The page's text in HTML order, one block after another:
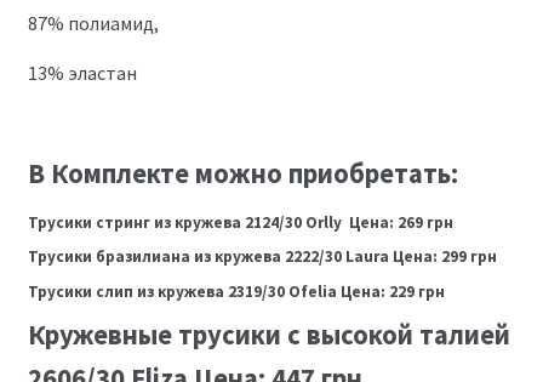
87% полиамид,
13% эластан
В Комплекте можно приобретать:
Трусики стринг из кружева 2124/30 Orlly Цена: 269 грн
Трусики бразилиана из кружева 2222/30 Laura Цена: 299 грн
Трусики слип из кружева 2319/30 Ofelia Цена: 229 грн
Кружевные трусики с высокой талией